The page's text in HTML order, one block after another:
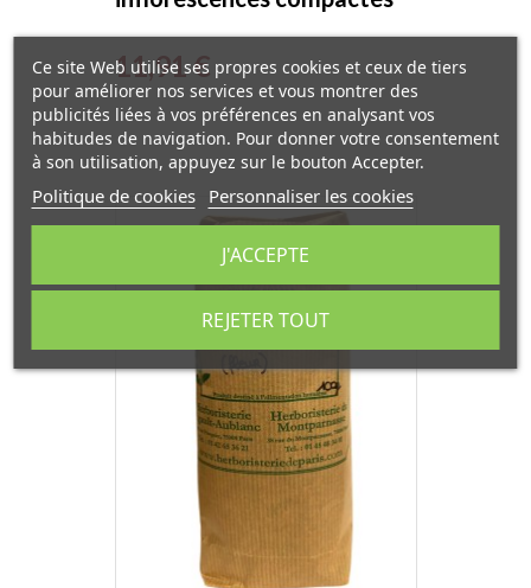
10ml Phytofrance
Prix
11,91 €
Ce site Web utilise ses propres cookies et ceux de tiers
pour améliorer nos services et vous montrer des
publicités liées à vos préférences en analysant vos
habitudes de navigation. Pour donner votre consentement
à son utilisation, appuyez sur le bouton Accepter.
Politique de cookies Personnaliser les cookies
REJETER TOUT
J'ACCEPTE